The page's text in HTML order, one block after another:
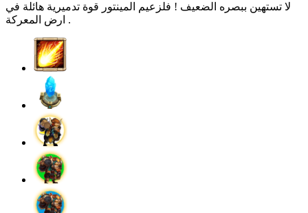
لا تستهين ببصره الضعيف ! فلزعيم المينتور قوة تدميرية هائلة في
ارض المعركة .